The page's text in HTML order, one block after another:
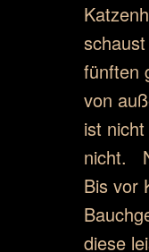
fünften
von
ist
nicht.
Bis vor
diese